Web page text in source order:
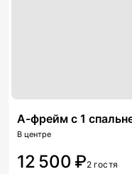
А-фрейм с 1 спальней
В центре
12 500 ₽2 гостя